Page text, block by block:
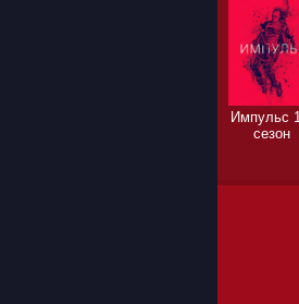
Импульс
сезон